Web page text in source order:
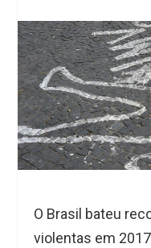
O Brasil bateu
violentas em